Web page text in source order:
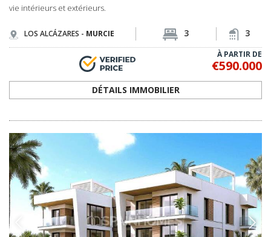
vie intérieurs et extérieurs.
LOS ALCÁZARES - MURCIE 3 3
À PARTIR DE
€590.000
DÉTAILS IMMOBILIER